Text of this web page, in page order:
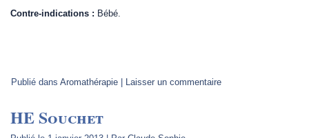
Contre-indications : Bébé.
Publié dans Aromathérapie | Laisser un commentaire
HE Souchet